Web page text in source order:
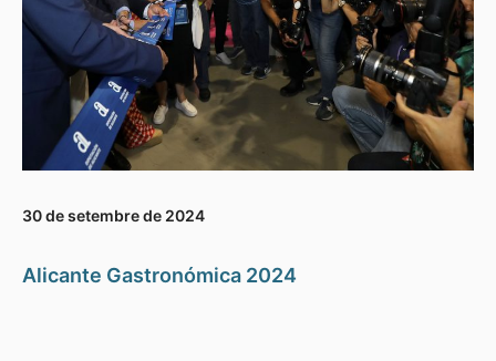
30 de setembre de 2024
Alicante Gastronómica 2024